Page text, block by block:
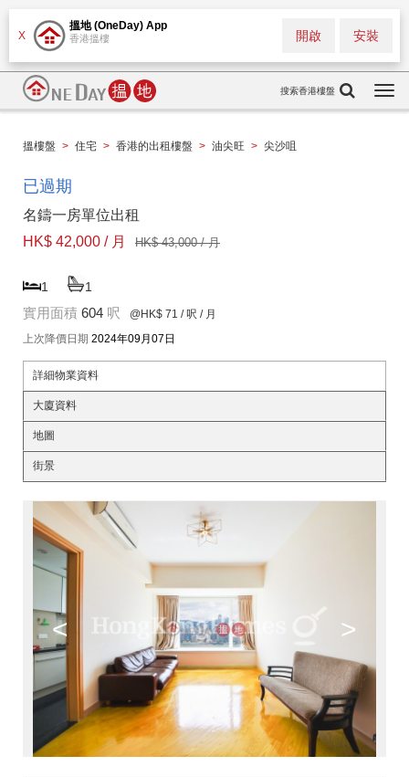
X
搵地 (OneDay) App
香港搵樓 安裝
開啟
搜索香港樓盤
搵樓盤 > 住宅 > 香港的出租樓盤 > 油尖旺 > 尖沙咀
已過期
名鑄一房單位出租
HK$ 42,000 / 月
HK$ 43,000 / 月
1 1
實用面積 604 呎 @HK$ 71 / 呎 / 月
上次降價日期 2024年09月07日
詳細物業資料
大廈資料
地圖
街景
< >